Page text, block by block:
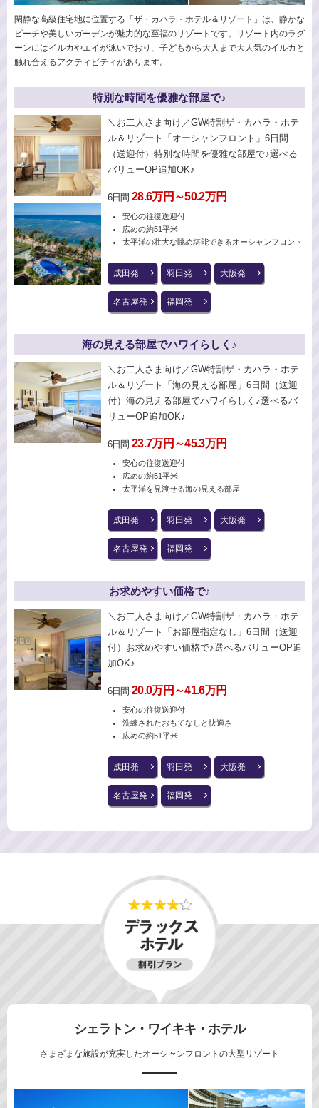
閑静な高級住宅地に位置する「ザ・カハラ・ホテル＆リゾート」は、静かな
ビーチや美しいガーデンが魅力的な至福のリゾートです。リゾート内のラグ
ーンにはイルカやエイが泳いでおり、子どもから大人まで大人気のイルカと
触れ合えるアクティビティがあります。
特別な時間を優雅な部屋で♪
＼お二人さま向け／GW特割ザ・カハラ・ホテ
ル＆リゾート「オーシャンフロント」6日間
（送迎付）特別な時間を優雅な部屋で♪選べる
バリューOP追加OK♪
6日間 28.6万円～50.2万円
安心の往復送迎付
広めの約51平米
太平洋の壮大な眺め堪能できるオーシャンフロント
成田発 羽田発 大阪発
名古屋発 福岡発
海の見える部屋でハワイらしく♪
＼お二人さま向け／GW特割ザ・カハラ・ホテ
ル＆リゾート「海の見える部屋」6日間（送迎
付）海の見える部屋でハワイらしく♪選べるバ
リューOP追加OK♪
6日間 23.7万円～45.3万円
安心の往復送迎付
広めの約51平米
太平洋を見渡せる海の見える部屋
成田発 羽田発 大阪発
名古屋発 福岡発
お求めやすい価格で♪
＼お二人さま向け／GW特割ザ・カハラ・ホテ
ル＆リゾート「お部屋指定なし」6日間（送迎
付）お求めやすい価格で♪選べるバリューOP追
加OK♪
6日間 20.0万円～41.6万円
安心の往復送迎付
洗練されたおもてなしと快適さ
広めの約51平米
成田発 羽田発 大阪発
名古屋発 福岡発
シェラトン・ワイキキ・ホテル
さまざまな施設が充実したオーシャンフロントの大型リゾート